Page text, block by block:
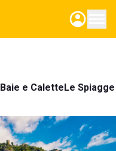
Baie e CaletteLe